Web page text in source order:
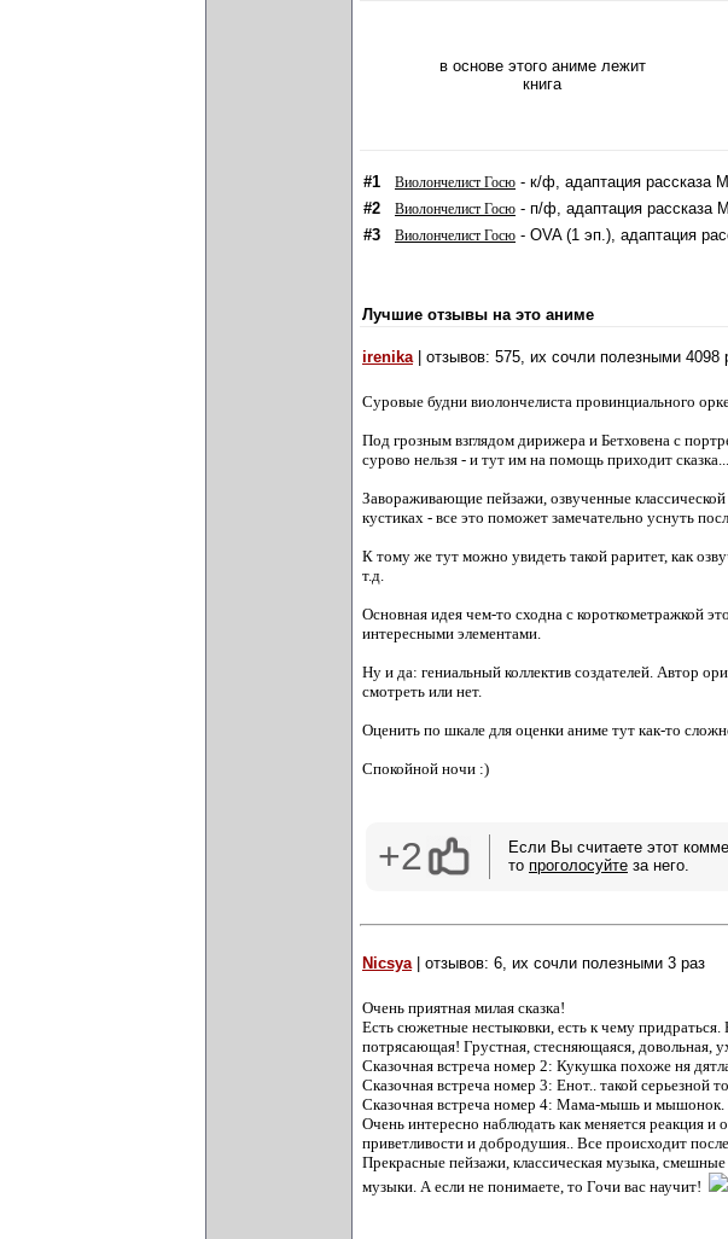
в основе этого аниме лежит
книга
#1 Виолончелист Госю - к/ф, адаптация рассказа
#2
Виолончелист Госю - п/ф, адаптация рассказа
#3
Виолончелист Госю - OVA (1 эп.), адаптация
Лучшие отзывы на это аниме
irenika| отзывов: 575, их сочли полезными 4098
Суровые будни виолончелиста провинциального
Под грозным взглядом дирижера и Бетховена с
сурово нельзя - и тут им на помощь приходит сказка...
Завораживающие пейзажи, озвученные
кустиках - все это поможет замечательно уснуть
К тому же тут можно увидеть такой раритет, как
т.д.
Основная идея чем-то сходна с короткометражкой
интересными элементами.
Ну и да: гениальный коллектив создателей. Автор
смотреть или нет.
Оценить по шкале для оценки аниме тут как-то
Спокойной ночи :)
+2
Если Вы считаете этот
то проголосуйте за него.
Nicsya| отзывов: 6, их сочли полезными 3 раз
Очень приятная милая сказка!
Есть сюжетные нестыковки, есть к чему
потрясающая! Грустная, стесняющаяся, довольная,
Сказочная встреча номер 2: Кукушка похоже ня
Сказочная встреча номер 3: Енот.. такой серьезной
Сказочная встреча номер 4: Мама-мышь и
Очень интересно наблюдать как меняется реакция
приветливости и добродушия.. Все происходит
Прекрасные пейзажи, классическая музыка,
музыки. А если не понимаете, то Гочи вас научит!